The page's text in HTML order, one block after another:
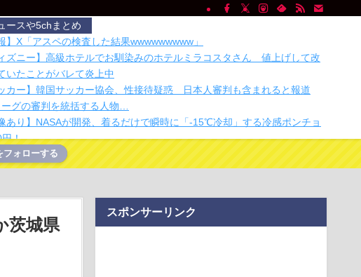
ースや5chまとめ
】X「アスペの検査した結果wwwwwwwww」
ィズニー】高級ホテルでお馴染みのホテルミラコスタさん 値上げして改
いたことがバレて炎上中
ッカー】韓国サッカー協会、性接待疑惑 日本人審判も含まれると報道
ーグの審判を統括する人物…
あり】NASAが開発、着るだけで瞬時に「-15℃冷却」する冷感ポンチョ
！
】移民受け入れ派のパヨおば、自分の家に来られたら全力で拒否るｗｗ
ｗｗｗｗｗ
い」
高市円安ホクホクなのに上半期の輸出額が「台湾と韓国」に抜かれるｗ
ｗ
ォローする
茨城県
スポンサーリンク